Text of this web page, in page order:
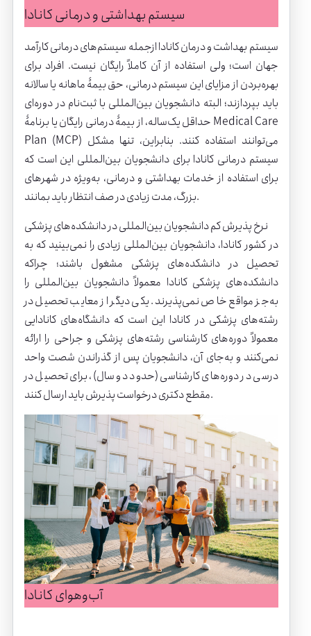
سیستم بهداشتی و درمانی کانادا
سیستم بهداشت و درمان کانادا ازجمله سیستم‌های درمانی کارآمد
جهان است؛ ولی استفاده از آن کاملاً رایگان نیست. افراد برای
بهره‌بردن از مزایای این سیستم درمانی، حق بیمۀ ماهانه یا سالانه
باید بپردازند؛ البته دانشجویان بین‌المللی با ثبت‌نام در دوره‌ای
حداقل یک‌ساله، از بیمۀ درمانی رایگان یا برنامۀ Medical Care
Plan (MCP) می‌توانند استفاده کنند. بنابراین، تنها مشکل
سیستم درمانی کانادا برای دانشجویان بین‌المللی این است که
برای استفاده از خدمات بهداشتی و درمانی، به‌ویژه در شهرهای
بزرگ، مدت زیادی در صف انتظار باید بمانند.
نرخ پذیرش کم دانشجویان بین‌المللی در دانشکده‌های پزشکی
در کشور کانادا، دانشجویان بین‌المللی زیادی را نمی‌بینید که به
تحصیل در دانشکده‌های پزشکی مشغول باشند؛ چراکه
دانشکده‌های پزشکی کانادا معمولاً دانشجویان بین‌المللی را
به‌جز مواقع خاص نمی‌پذیرند. یکی دیگر از معایب تحصیل در
رشته‌های پزشکی در کانادا این است که دانشگاه‌های کانادایی
معمولاً دوره‌های کارشناسی رشته‌های پزشکی و جراحی را ارائه
نمی‌کنند و به‌جای آن، دانشجویان پس از گذراندن شصت واحد
درسی در دوره‌های کارشناسی (حدود دو سال)، برای تحصیل در
مقطع دکتری درخواست پذیرش باید ارسال کنند.
آب‌وهوای کانادا